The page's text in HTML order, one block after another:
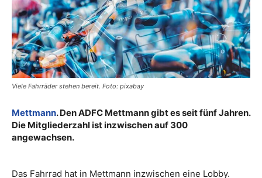
Viele Fahrräder stehen bereit. Foto: pixabay
Mettmann. Den ADFC Mettmann gibt es seit fünf Jahren.
Die Mitgliederzahl ist inzwischen auf 300
angewachsen.
Das Fahrrad hat in Mettmann inzwischen eine Lobby.